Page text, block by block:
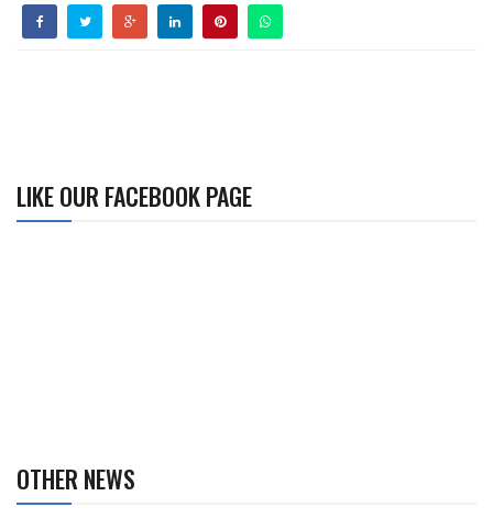
LIKE OUR FACEBOOK PAGE
OTHER NEWS